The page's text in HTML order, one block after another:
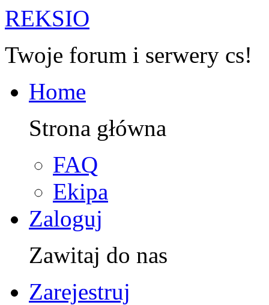
REKSIO
Twoje forum i serwery cs!
Home
Strona główna
FAQ
Ekipa
Zaloguj
Zawitaj do nas
Zarejestruj